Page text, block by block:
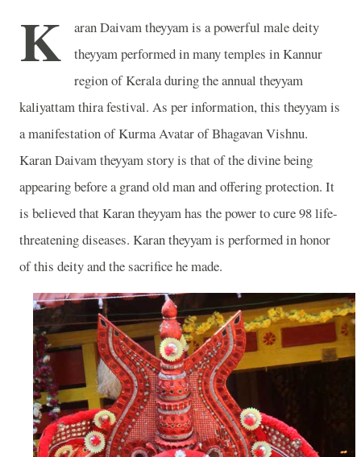
K
aran Daivam theyyam is a powerful male deity
theyyam performed in many temples in Kannur
region of Kerala during the annual theyyam
kaliyattam thira festival. As per information, this theyyam is
a manifestation of Kurma Avatar of Bhagavan Vishnu.
Karan Daivam theyyam story is that of the divine being
appearing before a grand old man and offering protection. It
is believed that Karan theyyam has the power to cure 98 life-
threatening diseases. Karan theyyam is performed in honor
of this deity and the sacrifice he made.